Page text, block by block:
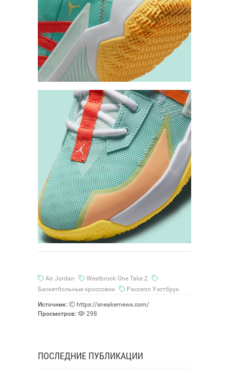
Air Jordan
Westbrook One Take 2
Баскетбольные кроссовки
Расселл Уэстбрук
Источник:
https://sneakernews.com/
Просмотров:
298
ПОСЛЕДНИЕ ПУБЛИКАЦИИ